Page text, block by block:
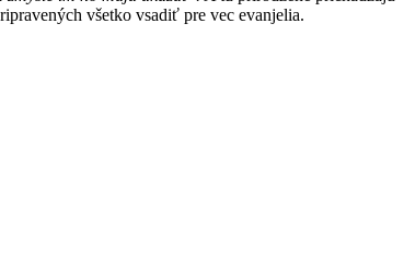
všetko vsadiť pre vec evanjelia.